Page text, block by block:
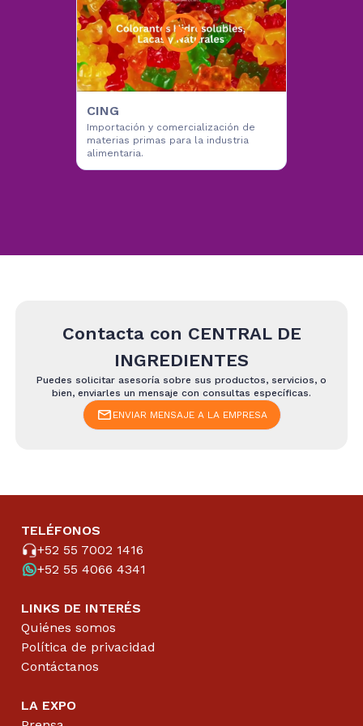
CING
Importación y comercialización de
materias primas para la industria
alimentaria.
Contacta con CENTRAL DE
INGREDIENTES
Puedes solicitar asesoría sobre sus productos, servicios, o
bien, enviarles un mensaje con consultas específicas.
ENVIAR MENSAJE A LA EMPRESA
TELÉFONOS
+52 55 7002 1416
+52 55 4066 4341
LINKS DE INTERÉS
Quiénes somos
Política de privacidad
Contáctanos
LA EXPO